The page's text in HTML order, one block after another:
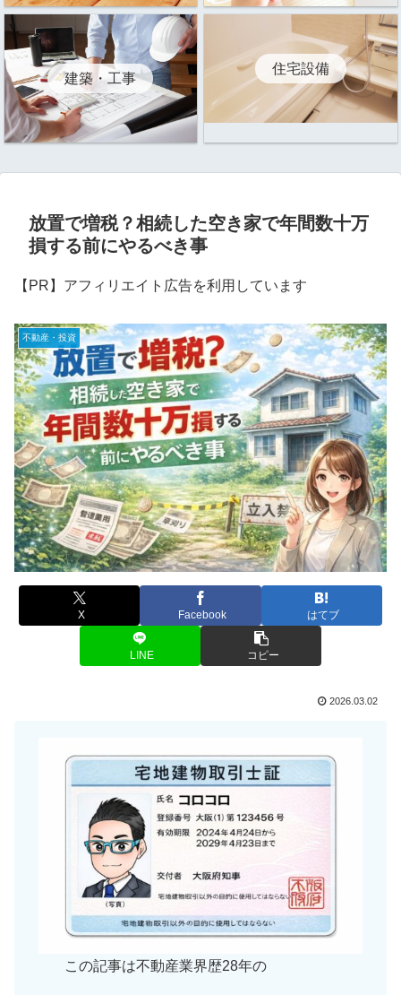
建築・工事
住宅設備
放置で増税？相続した空き家で年間数十万
損する前にやるべき事
【PR】アフィリエイト広告を利用しています
不動産・投資
X Facebook はてブ
LINE コピー
2026.03.02
この記事は不動産業界歴28年の